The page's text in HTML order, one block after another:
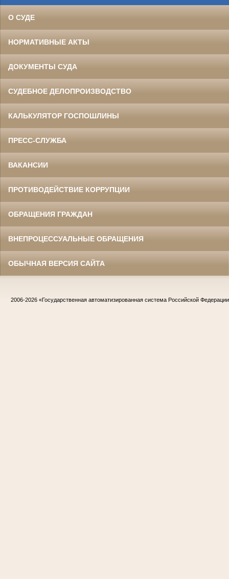
О СУДЕ
НОРМАТИВНЫЕ АКТЫ
ДОКУМЕНТЫ СУДА
СУДЕБНОЕ ДЕЛОПРОИЗВОДСТВО
КАЛЬКУЛЯТОР ГОСПОШЛИНЫ
ПРЕСС-СЛУЖБА
ВАКАНСИИ
ПРОТИВОДЕЙСТВИЕ КОРРУПЦИИ
ОБРАЩЕНИЯ ГРАЖДАН
ВНЕПРОЦЕССУАЛЬНЫЕ ОБРАЩЕНИЯ
ОБЫЧНАЯ ВЕРСИЯ САЙТА
2006-2026 «Государственная автоматизированная система Российской